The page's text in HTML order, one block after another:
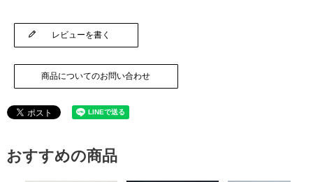
レビューを書く
商品についてのお問い合わせ
おすすめの商品